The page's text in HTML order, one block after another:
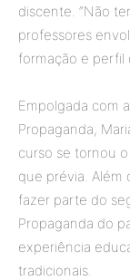
discente. “Não
professores
formação e perfil
Empolgada com
Propaganda,
curso se tornou
que prévia. Além
fazer parte do
Propaganda do
experiência
tradicionais.